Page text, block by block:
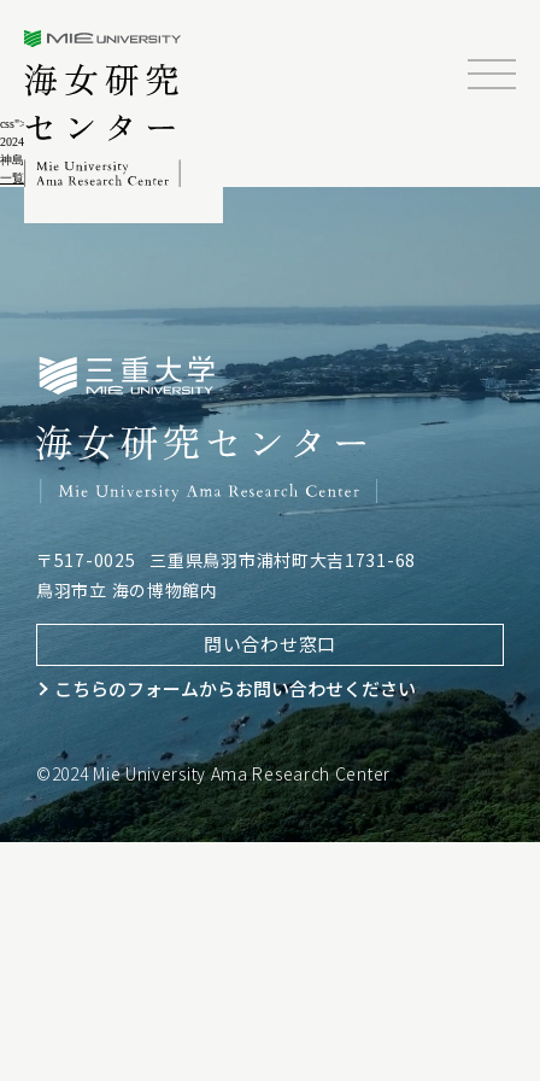
css">
2024.02.04
神島ゴクアゲ(御供上げ)6-8
一覧に戻る
三重大学海女研究センター
〒517-0025
三重県鳥羽市浦村町大吉1731-68
鳥羽市立 海の博物館内
問い合わせ窓口
こちらのフォームからお問い合わせください
©2024 Mie University Ama Research Center